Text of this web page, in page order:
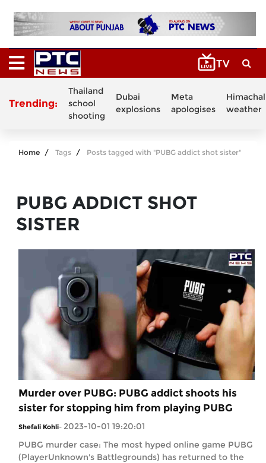
Trending:
Thailand
school
shooting
Dubai
explosions
Meta
apologises
Himachal
weather
Home Tags Posts tagged with "PUBG addict shot sister"
PUBG ADDICT SHOT
SISTER
Murder over PUBG: PUBG addict shoots his
sister for stopping him from playing PUBG
Shefali Kohli- 2023-10-01 19:20:01
PUBG murder case: The most hyped online game PUBG
(PlayerUnknown's Battlegrounds) has returned to the